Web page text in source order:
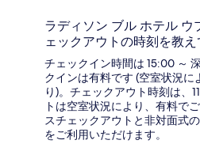
ラディソン ブル ホテル
ェックアウトの時刻を教え
チェックイン時間は 15:00 ～
クインは有料です (空室状況
り)。チェックアウト時刻は、
トは空室状況により、有料で
スチェックアウトと非対面式
をご利用いただけます。